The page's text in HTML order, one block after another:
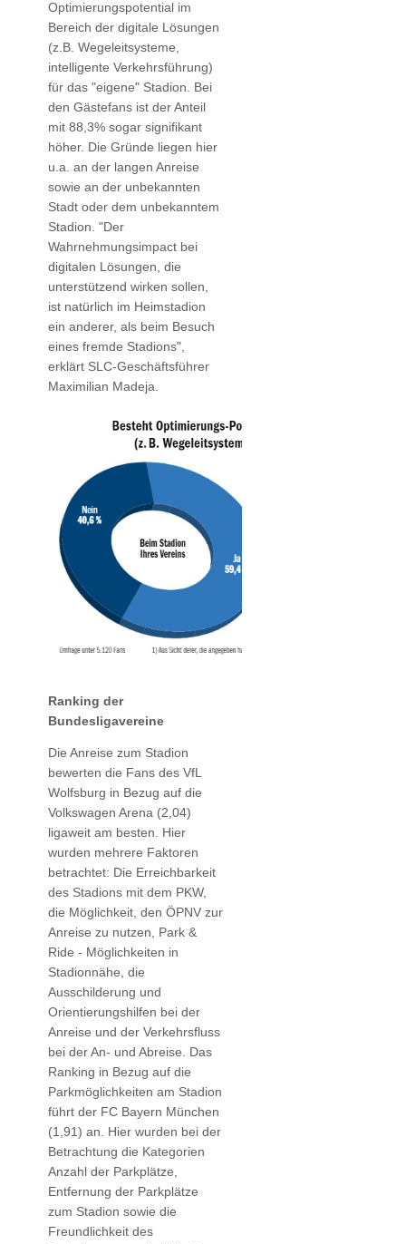
Optimierungspotential im
Bereich der digitale Lösungen
(z.B. Wegeleitsysteme,
intelligente Verkehrsführung)
für das "eigene" Stadion. Bei
den Gästefans ist der Anteil
mit 88,3% sogar signifikant
höher. Die Gründe liegen hier
u.a. an der langen Anreise
sowie an der unbekannten
Stadt oder dem unbekanntem
Stadion. "Der
Wahrnehmungsimpact bei
digitalen Lösungen, die
unterstützend wirken sollen,
ist natürlich im Heimstadion
ein anderer, als beim Besuch
eines fremde Stadions",
erklärt SLC-Geschäftsführer
Maximilian Madeja.
Ranking der
Bundesligavereine
Die Anreise zum Stadion
bewerten die Fans des VfL
Wolfsburg in Bezug auf die
Volkswagen Arena (2,04)
ligaweit am besten. Hier
wurden mehrere Faktoren
betrachtet: Die Erreichbarkeit
des Stadions mit dem PKW,
die Möglichkeit, den ÖPNV zur
Anreise zu nutzen, Park &
Ride - Möglichkeiten in
Stadionnähe, die
Ausschilderung und
Orientierungshilfen bei der
Anreise und der Verkehrsfluss
bei der An- und Abreise. Das
Ranking in Bezug auf die
Parkmöglichkeiten am Stadion
führt der FC Bayern München
(1,91) an. Hier wurden bei der
Betrachtung die Kategorien
Anzahl der Parkplätze,
Entfernung der Parkplätze
zum Stadion sowie die
Freundlichkeit des